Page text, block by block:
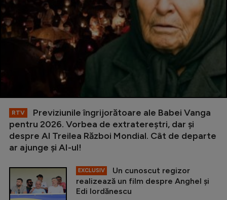
RTV
Previziunile îngrijorătoare ale Babei Vanga
pentru 2026. Vorbea de extratereștri, dar și
despre Al Treilea Război Mondial. Cât de departe
ar ajunge și AI-ul!
EXCLUSIV
Un cunoscut regizor
realizează un film despre Anghel și
Edi Iordănescu